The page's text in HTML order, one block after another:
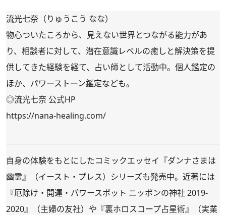
流光七奈（りゅうこう なな）
物心ついたころから、見えない世界とつながる能力があ
り、相談者に対して、潜在意識レベルの癒しと解決策を提
供してきた経験を経て、占い師として活動中。個人鑑定の
ほか、パワーストーン鑑定なども。
◎流光七奈 公式HP
https://nana-healing.com/
自身の体験をもとにしたコミックエッセイ『ダンナさまは
幽霊』（イースト・プレス）シリーズも発売中。近著には
『厄除け・開運・パワースポット ニッポンの神社 2019-
2020』（主婦の友社）や『裏ホロスコープ占星術』（実業